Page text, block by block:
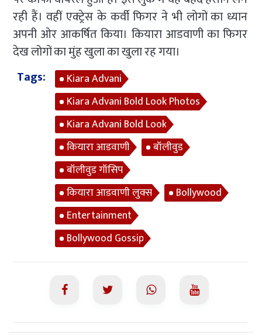
रही हैं। वहीं एक्ट्रेस के कर्वी फिगर ने भी लोगों का ध्यान
अपनी ओर आकर्षित किया। कियारा आडवाणी का फिगर
देख लोगों का मुंह खुला का खुला रह गया।
Tags:
Kiara Advani
Kiara Advani Bold Look Photos
Kiara Advani Bold Look
कियारा आडवाणी
बॉलीवुड
बॉलीवुड गॉसिप
कियारा आडवाणी लुक्स
Bollywood
Entertainment
Bollywood Gossip